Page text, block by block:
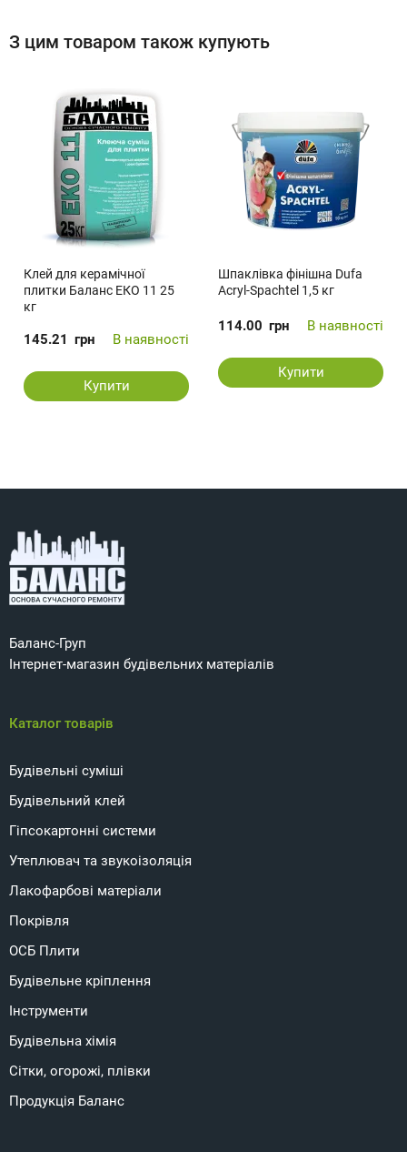
З цим товаром також купують
Клей для керамічної
плитки Баланс ЕКО 11 25
кг
145.21 грн В наявності
Купити
Шпаклівка фінішна Dufa
Acryl-Spachtel 1,5 кг
114.00 грн В наявності
Купити
Баланс-Груп
Інтернет-магазин будівельних матеріалів
Каталог товарів
Будівельні суміші
Будівельний клей
Гіпсокартонні системи
Утеплювач та звукоізоляція
Лакофарбові матеріали
Покрівля
ОСБ Плити
Будівельне кріплення
Інструменти
Будівельна хімія
Сітки, огорожі, плівки
Продукція Баланс